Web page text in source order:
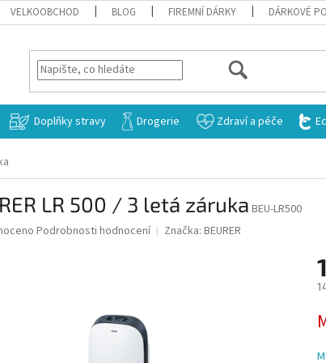
VELKOOBCHOD BLOG FIREMNÍ DÁRKY DÁRKOVÉ
HLEDAT
Doplňky stravy Drogerie Zdraví a péče
LR 500 / 3 letá záruka BEU-LR500
Podrobnosti hodnocení Značka: BEURER